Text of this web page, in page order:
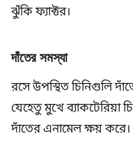
ঝুঁকি ফ্যাক্টর।
দাঁতের সমস্যা
রসে উপস্থিত চিনিগুলি
যেহেতু মুখে ব্যাকটেরিয়া
দাঁতের এনামেল ক্ষয় করে।